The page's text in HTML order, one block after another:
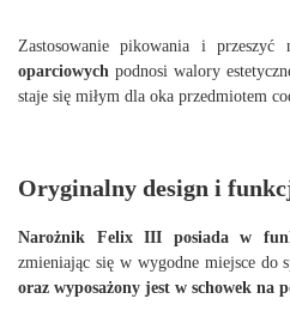
Zastosowanie pikowania i przeszyć
oparciowych podnosi walory
staje się miłym dla oka przedmiotem
Oryginalny design i
Narożnik Felix III posiada w
zmieniając się w wygodne miejsce do
oraz wyposażony jest w schowek na